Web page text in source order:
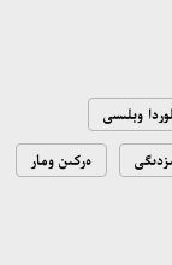
وبلىسى
ەركىن ومار